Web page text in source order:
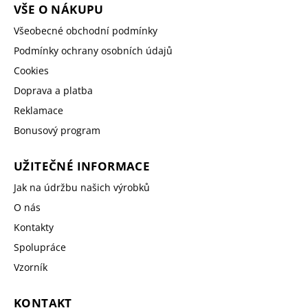
VŠE O NÁKUPU
Všeobecné obchodní podmínky
Podmínky ochrany osobních údajů
Cookies
Doprava a platba
Reklamace
Bonusový program
UŽITEČNÉ INFORMACE
Jak na údržbu našich výrobků
O nás
Kontakty
Spolupráce
Vzorník
KONTAKT